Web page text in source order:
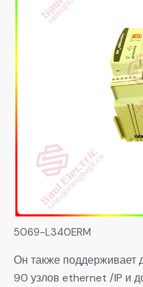
5069-L340ERM
Он также поддерживает
90 узлов ethernet /IP и